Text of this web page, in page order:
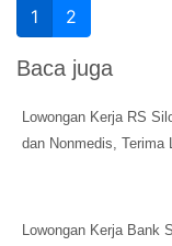
1 2
Baca juga
Lowongan Kerja RS
dan Nonmedis, Terima
Lowongan Kerja Bank